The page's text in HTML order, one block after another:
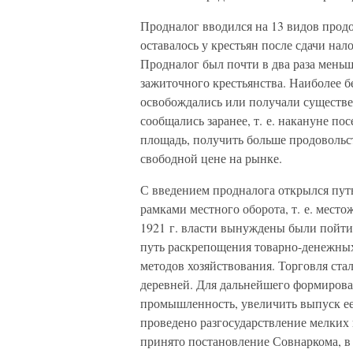
Продналог вводился на 13 видов
оставалось у крестьян после сдачи
Продналог был почти в два раза
зажиточного крестьянства. Наиболее
освобождались или получали
сообщались заранее, т. е. накануне
площадь, получить больше
свободной цене на рынке.
С введением продналога открылся
рамками местного оборота, т. е.
1921 г. власти вынуждены были пойти
путь раскрепощения товарно-
методов хозяйствования. Торговля
деревней. Для дальнейшего
промышленность, увеличить выпуск
проведено разгосударствление
принято постановление Совнаркома,